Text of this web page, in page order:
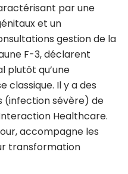
par une
et un
gestion de la
F-3, déclarent
plutôt qu’une
classique. Il y a des
(infection sévère) de
Healthcare.
accompagne les
transformation